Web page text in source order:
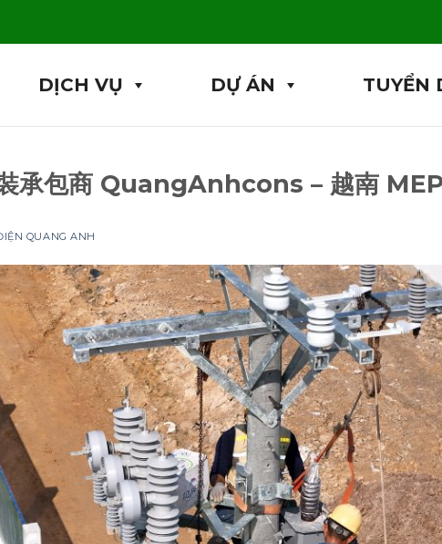
DỊCH VỤ DỰ ÁN TUYỂN
承包商 QuangAnhcons – 越南 MEP
QUANG ANH